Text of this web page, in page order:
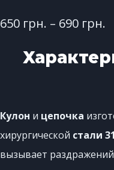
650 грн. – 690 грн.
Кулон и цепочка
хирургической стали
вызывает